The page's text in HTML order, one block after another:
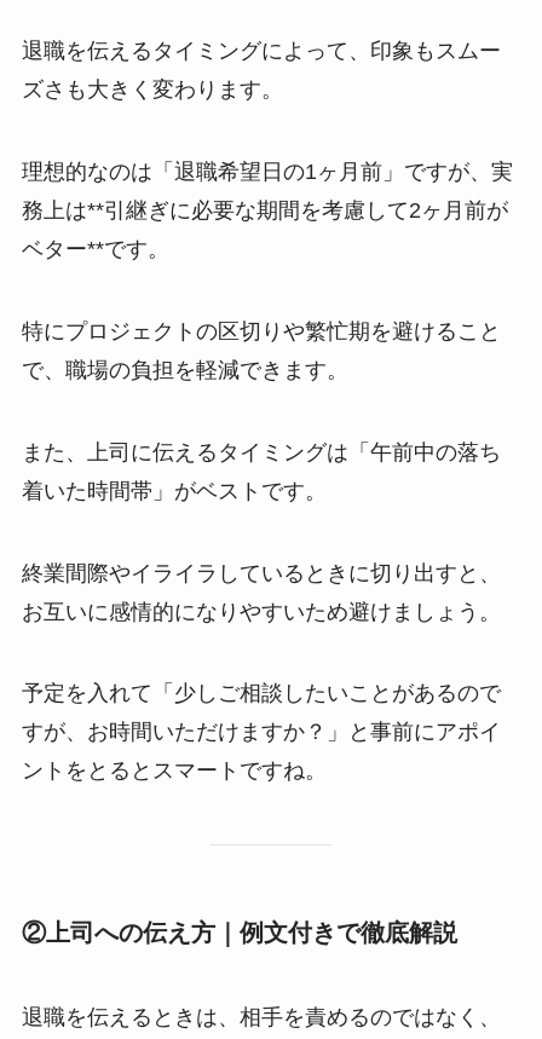
退職を伝えるタイミングによって、印象もスムー
ズさも大きく変わります。
理想的なのは「退職希望日の1ヶ月前」ですが、実
務上は**引継ぎに必要な期間を考慮して2ヶ月前が
ベター**です。
特にプロジェクトの区切りや繁忙期を避けること
で、職場の負担を軽減できます。
また、上司に伝えるタイミングは「午前中の落ち
着いた時間帯」がベストです。
終業間際やイライラしているときに切り出すと、
お互いに感情的になりやすいため避けましょう。
予定を入れて「少しご相談したいことがあるので
すが、お時間いただけますか？」と事前にアポイ
ントをとるとスマートですね。
②上司への伝え方｜例文付きで徹底解説
退職を伝えるときは、相手を責めるのではなく、